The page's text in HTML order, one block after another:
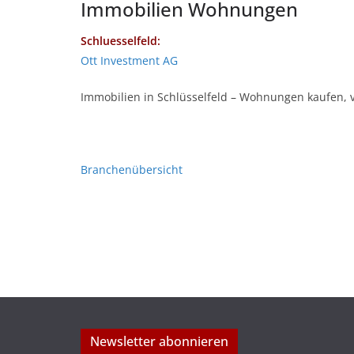
Immobilien Wohnungen
Schluesselfeld:
Ott Investment AG
Immobilien in Schlüsselfeld – Wohnungen kaufen,
Branchenübersicht
Newsletter abonnieren